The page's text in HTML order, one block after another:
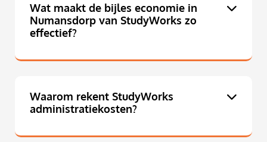
Wat maakt de bijles economie in
Numansdorp van StudyWorks zo
effectief?
Waarom rekent StudyWorks
administratiekosten?